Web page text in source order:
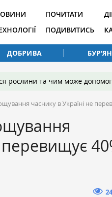
ПОЧИТАТИ
ПОДИВИТИСЬ
ДОБРИВА
рослини та чим може
часнику в Україні не
перевищує